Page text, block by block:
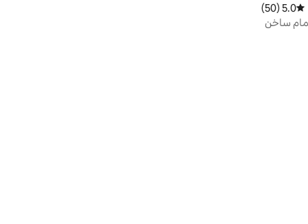
متوسط التقييم 5.0 من 5، 50 مراجعات
5.0 (50)
ساخن